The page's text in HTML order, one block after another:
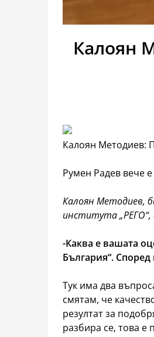
Калоян
Калоян Методиев:
Румен Радев вече
Калоян Методиев,
института
-Каква е вашата
България“.
Тук има два
смятам, че
резултат за
разбира се, това е